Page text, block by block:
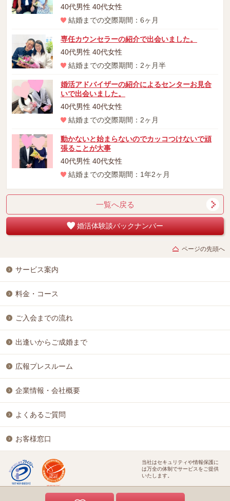
40代男性 40代女性
結婚までの交際期間：6ヶ月
専任カウンセラーの紹介で出会いました。
40代男性 40代女性
結婚までの交際期間：2ヶ月半
婚活アドバイザーの紹介によるセンターお見合
いで出会いました。
40代男性 40代女性
結婚までの交際期間：2ヶ月
動かないと始まらないのでカッコつけないで頑
張ることが大事
40代男性 40代女性
結婚までの交際期間：1年2ヶ月
一覧へ戻る
婚活体験談バックナンバー
ページの先頭へ
サービス案内
料金・コース
ご入会までの流れ
出逢いからご成婚まで
広報プレスルーム
企業情報・会社概要
よくあるご質問
お客様窓口
当社はセキュリティや情報保護に
は万全の体制でサービスをご提供
いたします。